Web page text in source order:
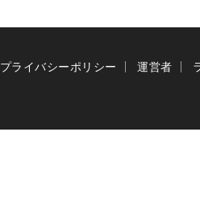
プライバシーポリシー 運営者